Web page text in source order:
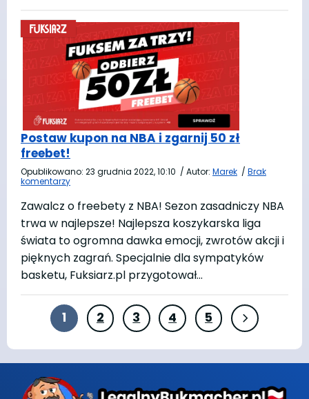
Postaw kupon na NBA i zgarnij 50 zł
freebet!
Opublikowano: 23 grudnia 2022, 10:10 / Autor: Marek / Brak
komentarzy
Zawalcz o freebety z NBA! Sezon zasadniczy NBA
trwa w najlepsze! Najlepsza koszykarska liga
świata to ogromna dawka emocji, zwrotów akcji i
pięknych zagrań. Specjalnie dla sympatyków
basketu, Fuksiarz.pl przygotował…
1 2 3 4 5